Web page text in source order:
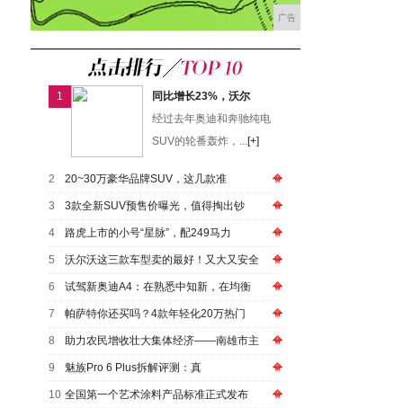
广告
1
同比增长23%，沃尔
经过去年奥迪和奔驰纯电
SUV的轮番轰炸，...[+]
2 20~30万豪华品牌SUV，这几款准
3 3款全新SUV预售价曝光，值得掏出钞
4 路虎上市的小号“星脉”，配249马力
5 沃尔沃这三款车型卖的最好！又大又安全
6 试驾新奥迪A4：在熟悉中知新，在均衡
7 帕萨特你还买吗？4款年轻化20万热门
8 助力农民增收壮大集体经济——南雄市主
9 魅族Pro 6 Plus拆解评测：真
10 全国第一个艺术涂料产品标准正式发布